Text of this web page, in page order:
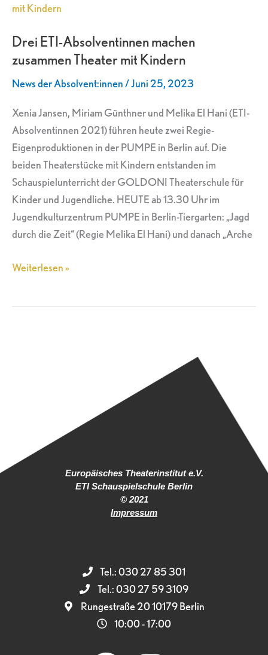
Drei ETI-Absolventinnen machen
zusammen Theater mit Kindern
News der Absolvent:innen/Juni 25, 2023
Xenia Jansen, Miriam Günthner und Melika El Hani (ETI-
Absolventinnen 2021) führen heute zwei Regie-
Eigenproduktionen in der PUMPE in Berlin auf. Die
beiden Theaterstücke mit Kindern entstanden im
Schauspielunterricht der GOLDONI Theaterschule für
Kinder und Jugendliche. HEUTE ab 13.30 Uhr im
Jugendkulturzentrum PUMPE in Berlin-Tiergarten: „Jagd
durch die Zeit“ (Regie Melika El Hani) und danach „Arche
ETI-
machen
zusammen
Theater
Kindern
Weiterlesen »
Europäisches Theaterinstitut e.V.
ETI Schauspielschule Berlin
© 2021
Impressum
Tel.: 030 27 85 301
Tel.: 030 27 59 3109
Rungestraße 20 10179 Berlin
10:00 - 17:00